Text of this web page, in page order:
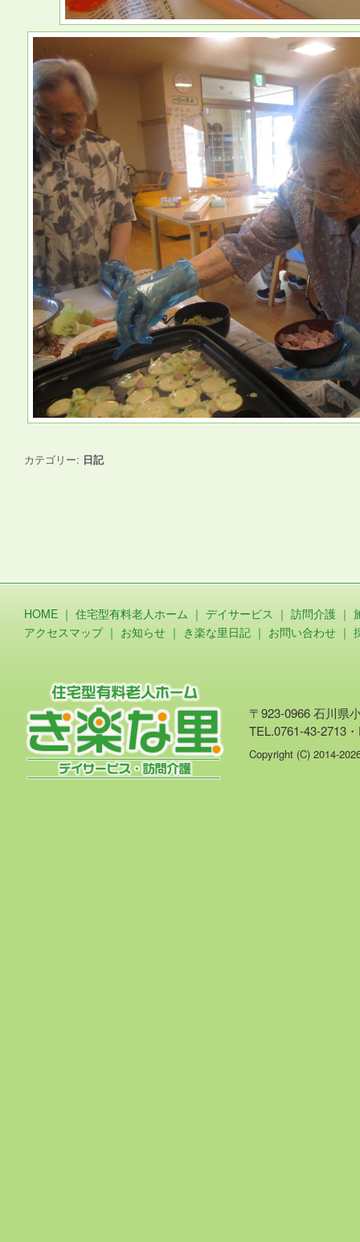
カテゴリー: 日記
HOME ｜ 住宅型有料老人ホーム ｜ デイサービス ｜ 訪問介護 ｜
アクセスマップ｜ お知らせ ｜ き楽な里日記 ｜ お問い合わせ ｜
〒923-0966 石川県
TEL.0761-43-2713
Copyright (C) 2014-